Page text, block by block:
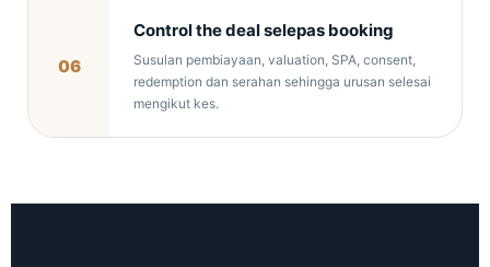
06
Control the deal selepas booking
Susulan pembiayaan, valuation, SPA, consent,
redemption dan serahan sehingga urusan selesai
mengikut kes.